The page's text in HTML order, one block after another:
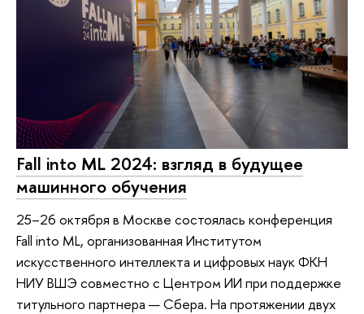
Fall into ML 2024: взгляд в будущее
машинного обучения
25–26 октября в Москве состоялась конференция
Fall into ML, организованная Институтом
искусственного интеллекта и цифровых наук ФКН
НИУ ВШЭ совместно с Центром ИИ при поддержке
титульного партнера — Сбера. На протяжении двух